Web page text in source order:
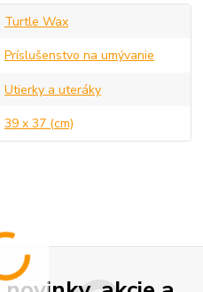
Turtle Wax
Príslušenstvo na umývanie
Utierky a uteráky
39 x 37 (cm)